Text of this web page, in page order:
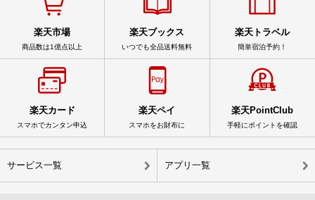
楽天市場
商品数は1億点以上
楽天ブックス
いつでも全品送料無料
楽天トラベル
簡単宿泊予約！
楽天カード
スマホでカンタン申込
楽天ペイ
スマホをお財布に
楽天PointClub
手軽にポイントを確認
サービス一覧 アプリ一覧